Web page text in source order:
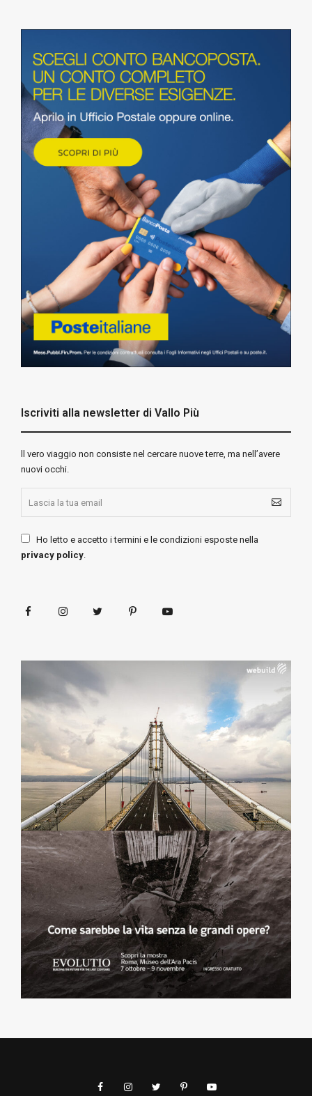
Iscriviti alla newsletter di Vallo Più
ll vero viaggio non consiste nel cercare nuove terre, ma nell’avere
nuovi occhi.
Ho letto e accetto i termini e le condizioni esposte nella
privacy policy.